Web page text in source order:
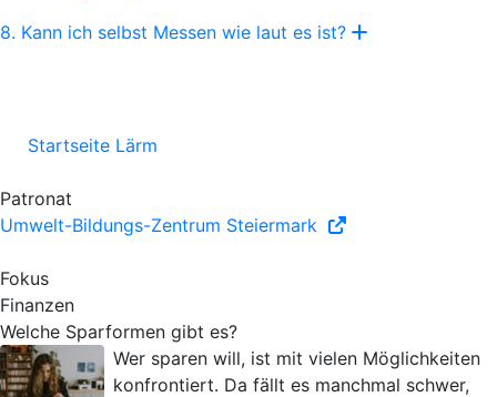
8. Kann ich selbst Messen wie laut es ist?
Startseite Lärm
Patronat
Umwelt-Bildungs-Zentrum Steiermark
Fokus
Finanzen
Welche Sparformen gibt es?
Wer sparen will, ist mit vielen Möglichkeiten
konfrontiert. Da fällt es manchmal schwer,